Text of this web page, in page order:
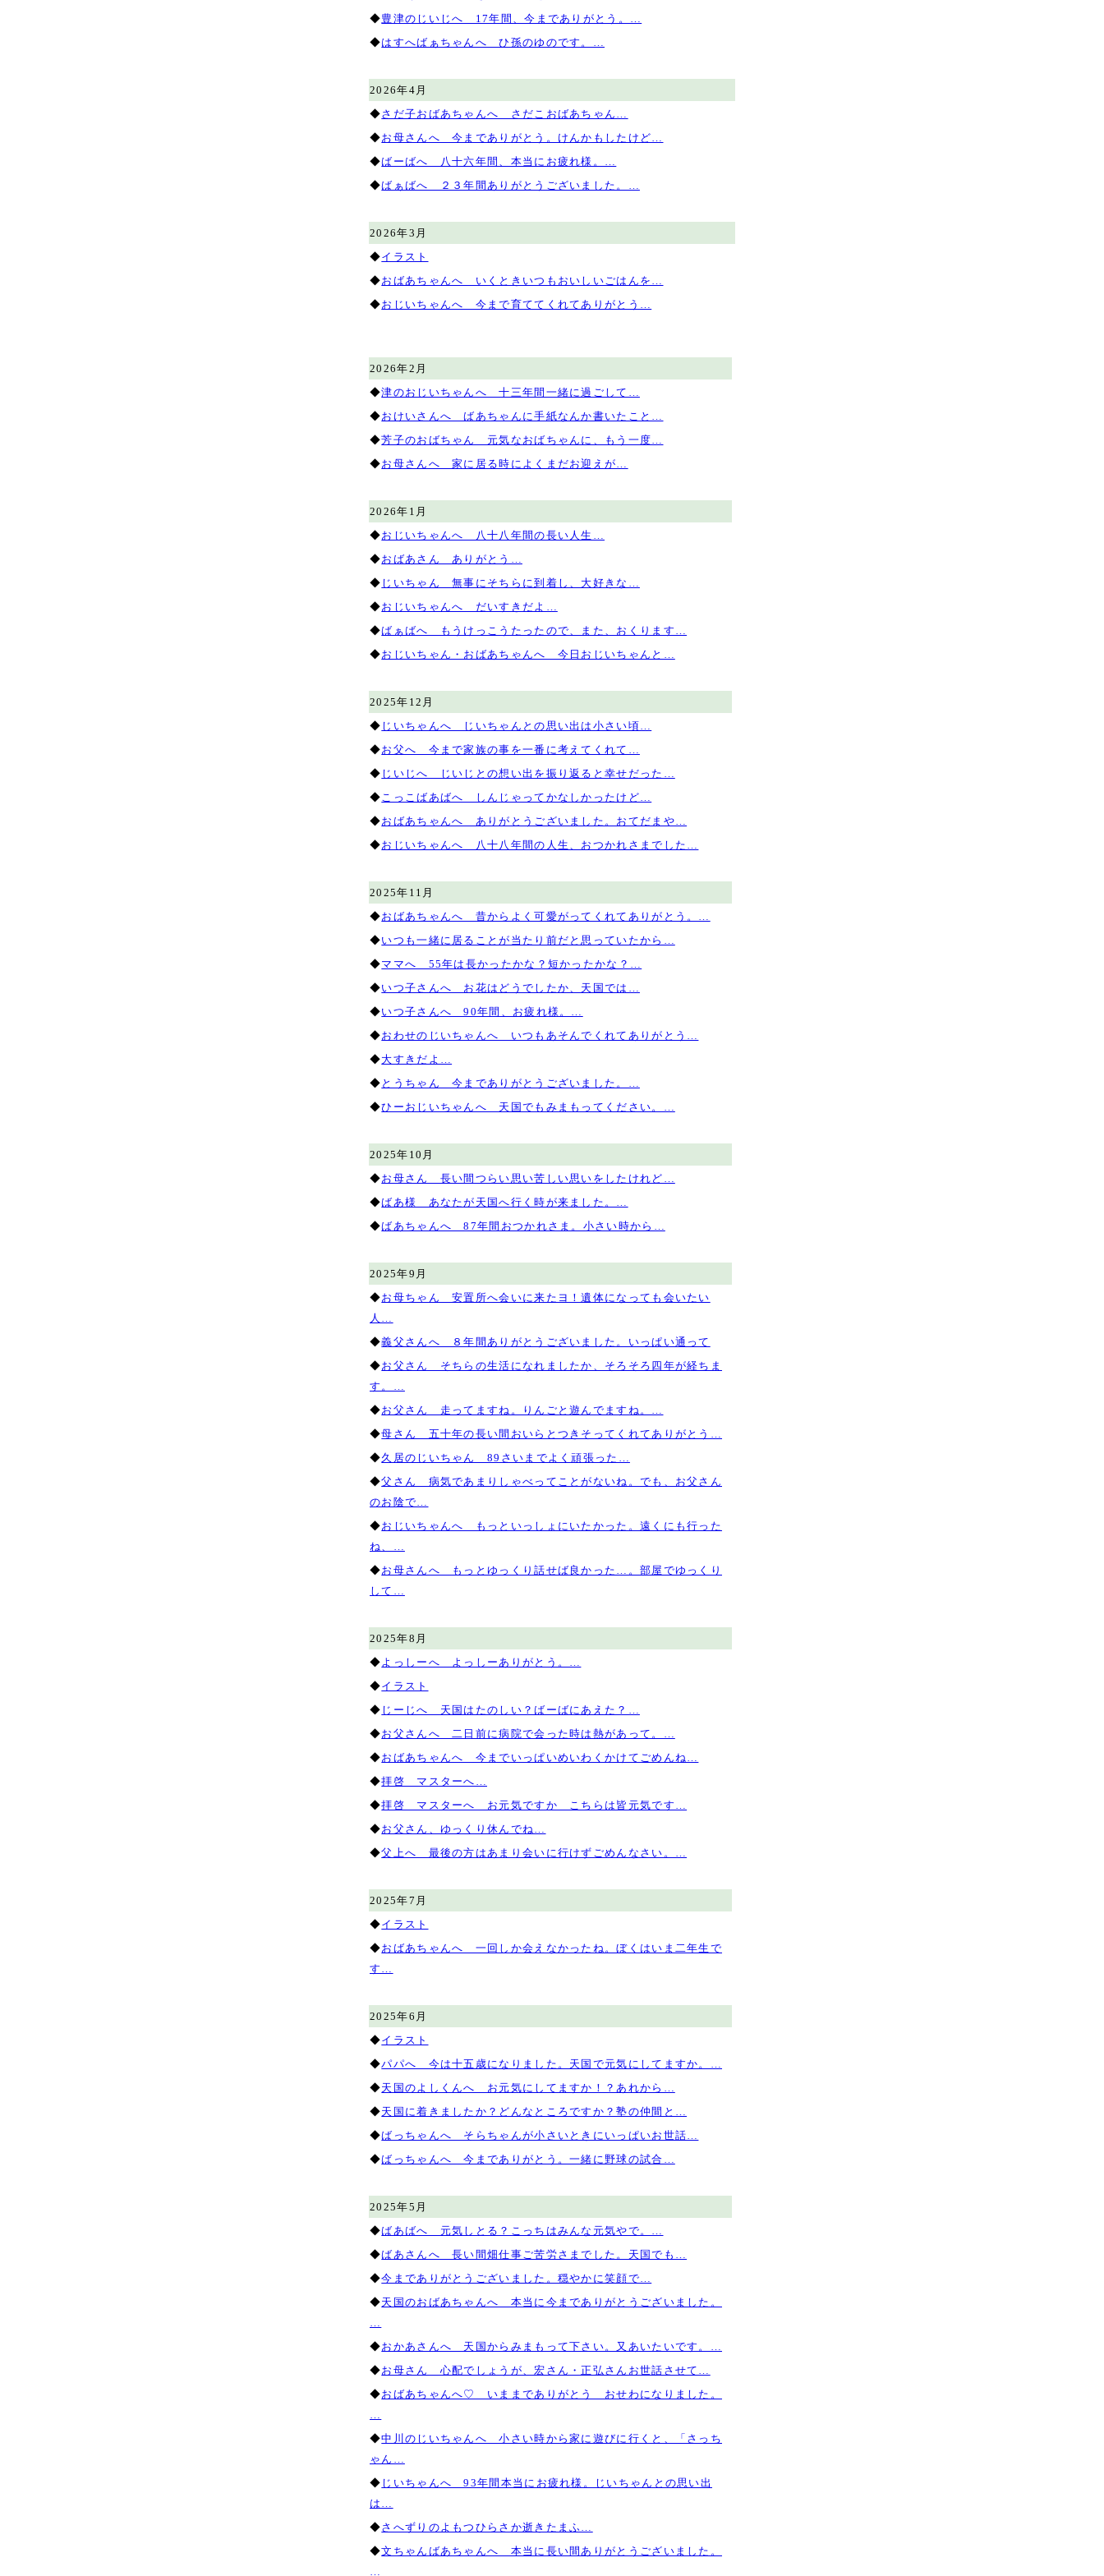
◆豊津のじいじへ 17年間、今までありがとう。…
◆はすへばぁちゃんへ ひ孫のゆのです。…
2026年4月
◆さだ子おばあちゃんへ さだこおばあちゃん…
◆お母さんへ 今までありがとう。けんかもしたけど…
◆ばーばへ 八十六年間、本当にお疲れ様。…
◆ばぁばへ ２３年間ありがとうございました。…
2026年3月
◆イラスト
◆おばあちゃんへ いくときいつもおいしいごはんを…
◆おじいちゃんへ 今まで育ててくれてありがとう…
2026年2月
◆津のおじいちゃんへ 十三年間一緒に過ごして…
◆おけいさんへ ばあちゃんに手紙なんか書いたこと…
◆芳子のおばちゃん 元気なおばちゃんに、もう一度…
◆お母さんへ 家に居る時によくまだお迎えが…
2026年1月
◆おじいちゃんへ 八十八年間の長い人生…
◆おばあさん ありがとう…
◆ じいちゃん 無事にそちらに到着し、大好きな…
◆おじいちゃんへ だいすきだよ…
◆ばぁばへ もうけっこうたったので、また、おくります…
◆おじいちゃん・おばあちゃんへ 今日おじいちゃんと…
2025年12月
◆ じいちゃんへ じいちゃんとの思い出は小さい頃…
◆お父へ 今まで家族の事を一番に考えてくれて…
◆ じいじへ じいじとの想い出を振り返ると幸せだった…
◆こっこばあばへ しんじゃってかなしかったけど…
◆おばあちゃんへ ありがとうございました。おてだまや…
◆おじいちゃんへ 八十八年間の人生、おつかれさまでした…
2025年11月
◆おばあちゃんへ 昔からよく可愛がってくれてありがとう。…
◆いつも一緒に居ることが当たり前だと思っていたから…
◆ママへ 55年は長かったかな？短かったかな？…
◆いつ子さんへ お花はどうでしたか、天国では…
◆いつ子さんへ 90年間、お疲れ様。…
◆おわせのじいちゃんへ いつもあそんでくれてありがとう…
◆大すきだよ…
◆ とうちゃん 今までありがとうございました。…
◆ひーおじいちゃんへ 天国でもみまもってください。…
2025年10月
◆お母さん 長い間つらい思い苦しい思いをしたけれど…
◆ばあ様 あなたが天国へ行く時が来ました。…
◆ばあちゃんへ 87年間おつかれさま。小さい時から…
2025年9月
◆お母ちゃん 安置所へ会いに来たヨ！遺体になっても会いたい
人…
◆義父さんへ ８年間ありがとうございました。いっぱい通って
◆お父さん そちらの生活になれましたか、そろそろ四年が経ちま
す。…
◆お父さん 走ってますね。りんごと遊んでますね。…
◆母さん 五十年の長い間おいらとつきそってくれてありがとう…
◆久居のじいちゃん 89さいまでよく頑張った…
◆父さん 病気であまりしゃべってことがないね。でも、お父さん
のお陰で…
◆おじいちゃんへ もっといっしょにいたかった。遠くにも行った
ね、…
◆お母さんへ もっとゆっくり話せば良かった…。部屋でゆっくり
して…
2025年8月
◆よっしーへ よっしーありがとう。…
◆イラスト
◆ じーじへ 天国はたのしい？ばーばにあえた？…
◆お父さんへ 二日前に病院で会った時は熱があって。…
◆おばあちゃんへ 今までいっぱいめいわくかけてごめんね…
◆拝啓 マスターへ…
◆拝啓 マスターへ お元気ですか こちらは皆元気です…
◆お父さん、ゆっくり休んでね…
◆父上へ 最後の方はあまり会いに行けずごめんなさい。…
2025年7月
◆イラスト
◆おばあちゃんへ 一回しか会えなかったね。ぼくはいま二年生で
す…
2025年6月
◆イラスト
◆パパへ 今は十五歳になりました。天国で元気にしてますか。…
◆天国のよしくんへ お元気にしてますか！？あれから…
◆天国に着きましたか？どんなところですか？塾の仲間と…
◆ばっちゃんへ そらちゃんが小さいときにいっぱいお世話…
◆ばっちゃんへ 今までありがとう。一緒に野球の試合…
2025年5月
◆ばあばへ 元気しとる？こっちはみんな元気やで。…
◆ばあさんへ 長い間畑仕事ご苦労さまでした。天国でも…
◆今までありがとうございました。穏やかに笑顔で…
◆天国のおばあちゃんへ 本当に今までありがとうございました。
…
◆おかあさんへ 天国からみまもって下さい。又あいたいです。…
◆お母さん 心配でしょうが、宏さん・正弘さんお世話させて…
◆おばあちゃんへ♡ いままでありがとう おせわになりました。
…
◆中川のじいちゃんへ 小さい時から家に遊びに行くと、「さっち
ゃん…
◆ じいちゃんへ 93年間本当にお疲れ様。じいちゃんとの思い出
は…
◆さへずりのよもつひらさか逝きたまふ…
◆文ちゃんばあちゃんへ 本当に長い間ありがとうございました。
…